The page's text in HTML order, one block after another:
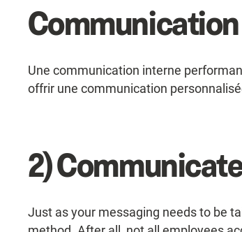
Une communication interne
offrir une communication
2)
Just as your messaging needs to be